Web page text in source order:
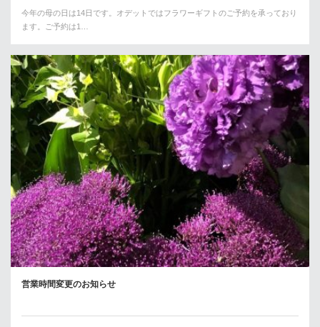
今年の母の日は14日です。オデットではフラワーギフトのご予約を承っており
ます。ご予約は1…
営業時間変更のお知らせ